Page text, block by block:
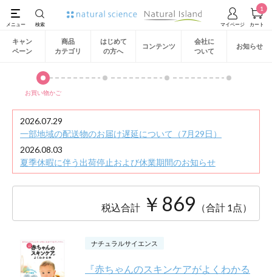
1
キャン
ペーン
商品
カテゴリ
はじめて
の方へ
コンテンツ
会社に
ついて
お知らせ
お買い物かご
2026.07.29
一部地域の配送物のお届け遅延について（7月29日）
2026.08.03
夏季休暇に伴う出荷停止および休業期間のお知らせ
税込合計 ￥869 （合計 1点）
ナチュラルサイエンス
『赤ちゃんのスキンケアがよくわかる